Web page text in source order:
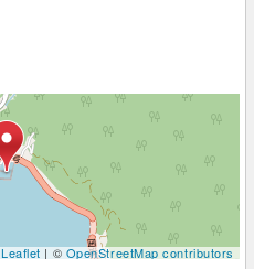
Leaflet| ©OpenStreetMap contributors